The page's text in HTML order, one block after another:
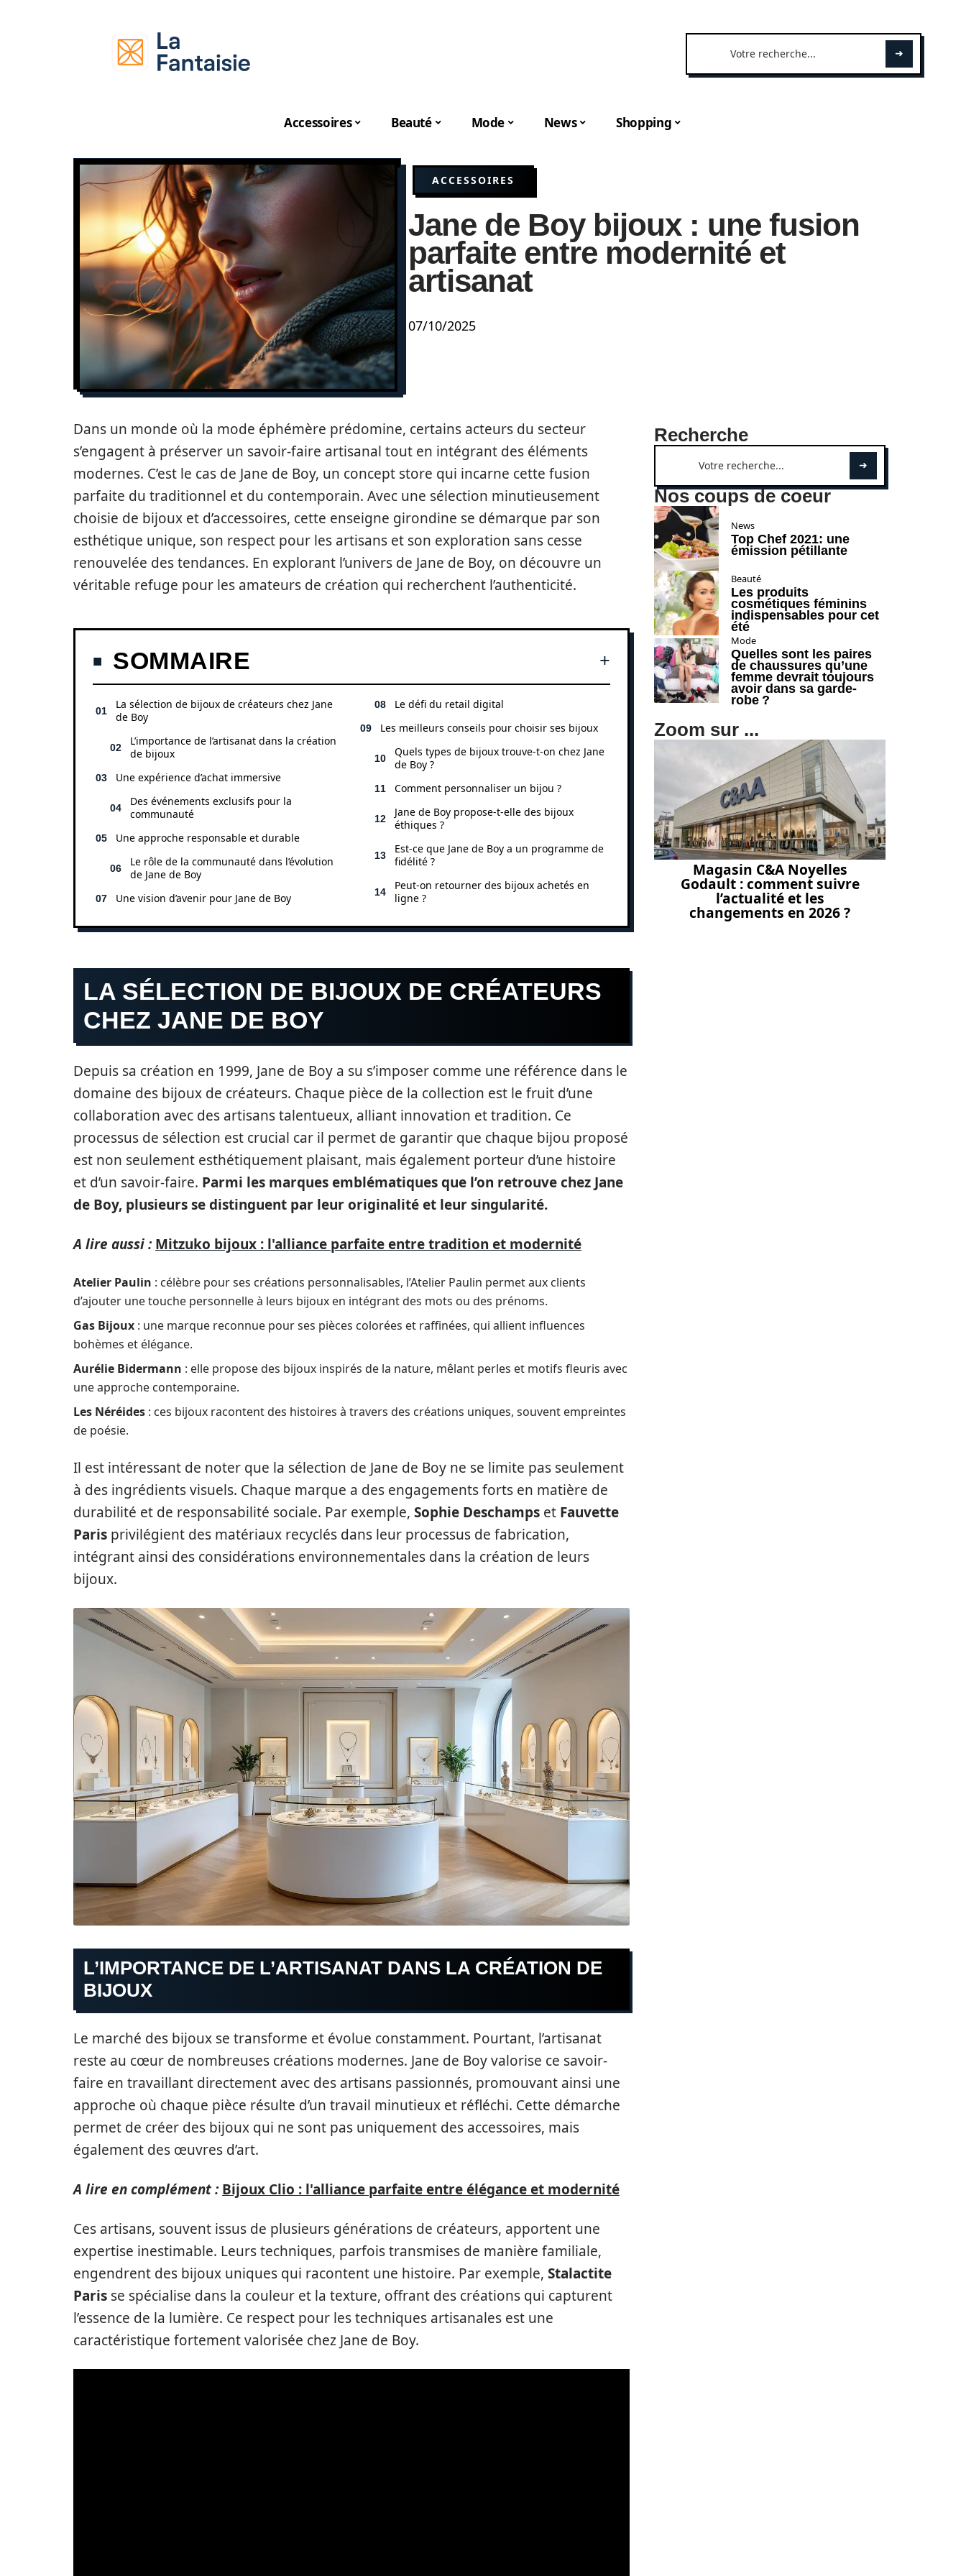
Accessoires Beauté Mode News Shopping
ACCESSOIRES
Jane de Boy bijoux : une fusion
parfaite entre modernité et
artisanat
07/10/2025
Dans un monde où la mode éphémère prédomine, certains acteurs du secteur
s’engagent à préserver un savoir-faire artisanal tout en intégrant des éléments
modernes. C’est le cas de Jane de Boy, un concept store qui incarne cette fusion
parfaite du traditionnel et du contemporain. Avec une sélection minutieusement
choisie de bijoux et d’accessoires, cette enseigne girondine se démarque par son
esthétique unique, son respect pour les artisans et son exploration sans cesse
renouvelée des tendances. En explorant l’univers de Jane de Boy, on découvre un
véritable refuge pour les amateurs de création qui recherchent l’authenticité.
SOMMAIRE
La sélection de bijoux de créateurs chez Jane
de Boy
L’importance de l’artisanat dans la création
de bijoux
Une expérience d’achat immersive
Des événements exclusifs pour la
communauté
Une approche responsable et durable
Le rôle de la communauté dans l’évolution
de Jane de Boy
Une vision d’avenir pour Jane de Boy
Le défi du retail digital
Les meilleurs conseils pour choisir ses bijoux
Quels types de bijoux trouve-t-on chez Jane
de Boy ?
Comment personnaliser un bijou ?
Jane de Boy propose-t-elle des bijoux
éthiques ?
Est-ce que Jane de Boy a un programme de
fidélité ?
Peut-on retourner des bijoux achetés en
ligne ?
LA SÉLECTION DE BIJOUX DE CRÉATEURS
CHEZ JANE DE BOY
Depuis sa création en 1999, Jane de Boy a su s’imposer comme une référence dans le
domaine des bijoux de créateurs. Chaque pièce de la collection est le fruit d’une
collaboration avec des artisans talentueux, alliant innovation et tradition. Ce
processus de sélection est crucial car il permet de garantir que chaque bijou proposé
est non seulement esthétiquement plaisant, mais également porteur d’une histoire
et d’un savoir-faire. Parmi les marques emblématiques que l’on retrouve chez Jane
de Boy, plusieurs se distinguent par leur originalité et leur singularité.
A lire aussi : Mitzuko bijoux : l'alliance parfaite entre tradition et modernité
Atelier Paulin : célèbre pour ses créations personnalisables, l’Atelier Paulin permet aux clients
d’ajouter une touche personnelle à leurs bijoux en intégrant des mots ou des prénoms.
Gas Bijoux : une marque reconnue pour ses pièces colorées et raffinées, qui allient influences
bohèmes et élégance.
Aurélie Bidermann : elle propose des bijoux inspirés de la nature, mêlant perles et motifs fleuris avec
une approche contemporaine.
Les Néréides : ces bijoux racontent des histoires à travers des créations uniques, souvent empreintes
de poésie.
Il est intéressant de noter que la sélection de Jane de Boy ne se limite pas seulement
à des ingrédients visuels. Chaque marque a des engagements forts en matière de
durabilité et de responsabilité sociale. Par exemple, Sophie Deschamps et Fauvette
Paris privilégient des matériaux recyclés dans leur processus de fabrication,
intégrant ainsi des considérations environnementales dans la création de leurs
bijoux.
L’IMPORTANCE DE L’ARTISANAT DANS LA CRÉATION DE
BIJOUX
Le marché des bijoux se transforme et évolue constamment. Pourtant, l’artisanat
reste au cœur de nombreuses créations modernes. Jane de Boy valorise ce savoir-
faire en travaillant directement avec des artisans passionnés, promouvant ainsi une
approche où chaque pièce résulte d’un travail minutieux et réfléchi. Cette démarche
permet de créer des bijoux qui ne sont pas uniquement des accessoires, mais
également des œuvres d’art.
A lire en complément : Bijoux Clio : l'alliance parfaite entre élégance et modernité
Ces artisans, souvent issus de plusieurs générations de créateurs, apportent une
expertise inestimable. Leurs techniques, parfois transmises de manière familiale,
engendrent des bijoux uniques qui racontent une histoire. Par exemple, Stalactite
Paris se spécialise dans la couleur et la texture, offrant des créations qui capturent
l’essence de la lumière. Ce respect pour les techniques artisanales est une
caractéristique fortement valorisée chez Jane de Boy.
Recherche
Nos coups de coeur
News
Top Chef 2021: une
émission pétillante
Beauté
Les produits
cosmétiques féminins
indispensables pour cet
été
Mode
Quelles sont les paires
de chaussures qu’une
femme devrait toujours
avoir dans sa garde-
robe ?
Zoom sur ...
Magasin C&A Noyelles
Godault : comment suivre
l’actualité et les
changements en 2026 ?